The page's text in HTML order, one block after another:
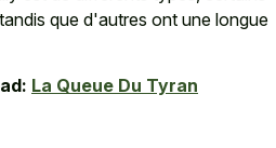
que d'autres ont une longue
La Queue Du Tyran